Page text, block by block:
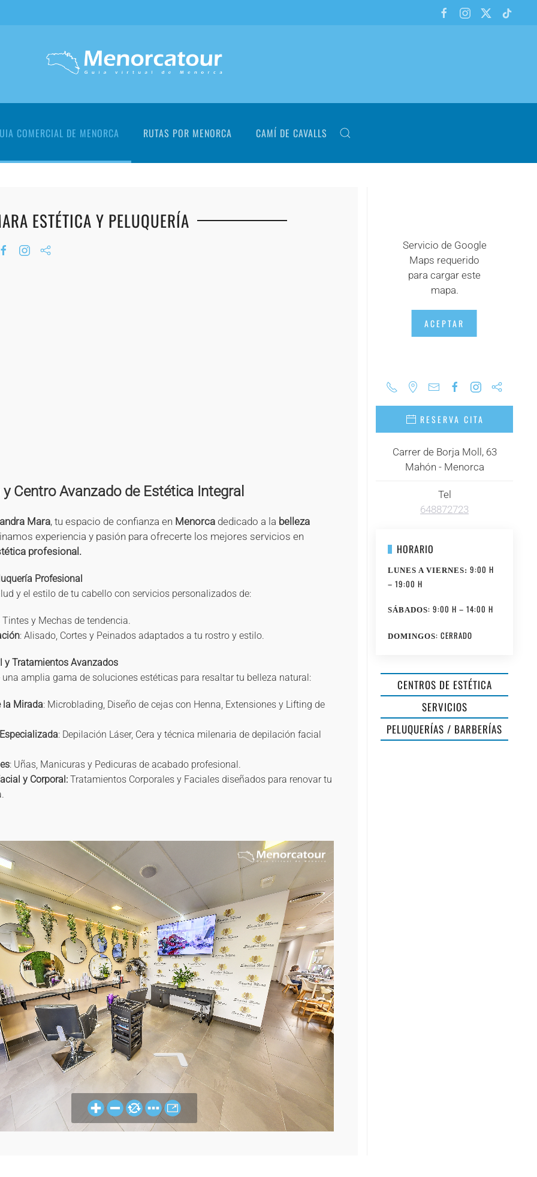
COMERCIAL DE MENORCA RUTAS POR MENORCA CAMÍ DE CAVALLS
ESTÉTICA Y PELUQUERÍA
y Centro Avanzado de Estética Integral
Mara, tu espacio de confianza en Menorcadedicado a la belleza
experiencia y pasión para ofrecerte los mejores servicios en
profesional.
Profesional
y el estilo de tu cabello con servicios personalizados de:
Tintes y Mechas de tendencia.
: Alisado, Cortes y Peinados adaptados a tu rostro y estilo.
y Tratamientos Avanzados
una amplia gama de soluciones estéticas para resaltar tu belleza natural:
la Mirada: Microblading, Diseño de cejas con Henna, Extensiones y Lifting de
: Depilación Láser, Cera y técnica milenaria de depilación facial
: Uñas, Manicuras y Pedicuras de acabado profesional.
y Corporal:Tratamientos Corporales y Faciales diseñados para renovar tu
Servicio de Google
Maps requerido
para cargar este
mapa.
ACEPTAR
RESERVA CITA
Carrer de Borja Moll, 63
Mahón - Menorca
Tel
648872723
HORARIO
LUNES A VIERNES: 9:00 H
– 19:00 H
SÁBADOS: 9:00 H – 14:00 H
DOMINGOS: CERRADO
CENTROS DE ESTÉTICA
SERVICIOS
PELUQUERÍAS / BARBERÍAS
LOU
HAIR
SANDRA
MARA